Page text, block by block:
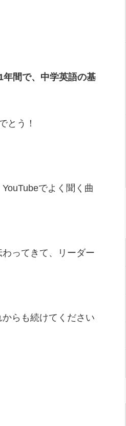
年間で、中学英語の基
とう！
でよく聞く曲
ってきて、リーダー
らも続けてください